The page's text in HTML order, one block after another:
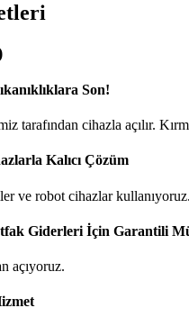
Son!
tarafından cihazla açılır.
Kalıcı Çözüm
ve robot cihazlar kullanıyoruz.
Giderleri İçin Garantili
açıyoruz.